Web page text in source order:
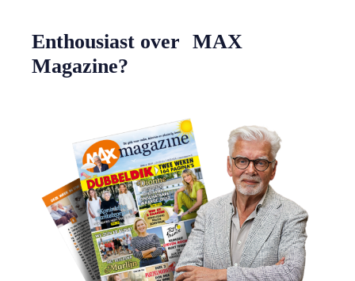
Enthousiast over MAX
Magazine?